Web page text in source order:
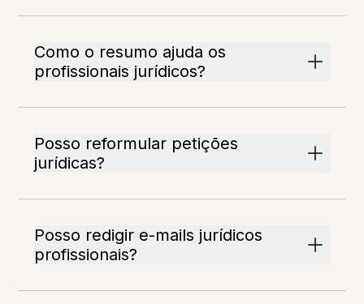
Como o resumo ajuda os
profissionais jurídicos?
Posso reformular petições
jurídicas?
Posso redigir e-mails jurídicos
profissionais?